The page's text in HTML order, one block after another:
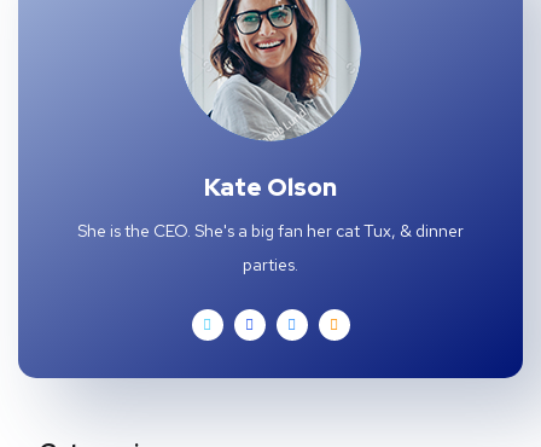
Kate Olson
She is the CEO. She's a big fan her cat Tux, & dinner
parties.